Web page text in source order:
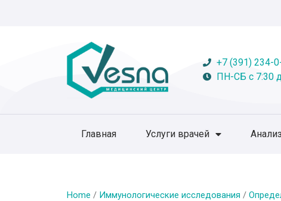
+7 (391) 234-
ПН-СБ с 7:30
Главная Услуги врачей
Home / Иммунологические исследования /